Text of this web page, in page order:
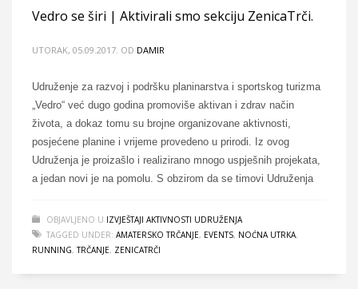
Vedro se širi | Aktivirali smo sekciju ZenicaTrči.
UTORAK, 05.09.2017. OD DAMIR
Udruženje za razvoj i podršku planinarstva i sportskog turizma
„Vedro“ već dugo godina promoviše aktivan i zdrav način
života, a dokaz tomu su brojne organizovane aktivnosti,
posjećene planine i vrijeme provedeno u prirodi. Iz ovog
Udruženja je proizašlo i realizirano mnogo uspješnih projekata,
a jedan novi je na pomolu. S obzirom da se timovi Udruženja
OBJAVLJENO U IZVJEŠTAJI AKTIVNOSTI UDRUŽENJA
TAGGED UNDER: AMATERSKO TRČANJE, EVENTS, NOĆNA UTRKA,
RUNNING,TRČANJE, ZENICATRČI